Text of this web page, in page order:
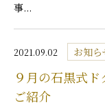
事...
2021.09.02 お知ら
９月の石黒式
ご紹介